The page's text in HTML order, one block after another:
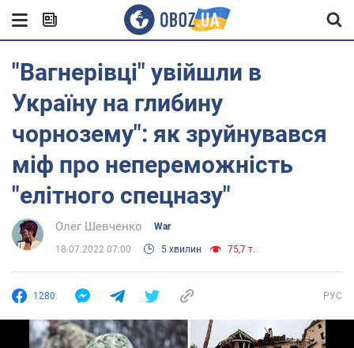
"Вагнерівці" увійшли в
Україну на глибину
чорнозему": як зруйнувався
міф про непереможність
"елітного спецназу"
Олег Шевченко War
18.07.2022 07:00 5 хвилин 75,7 т.
1280 РУС